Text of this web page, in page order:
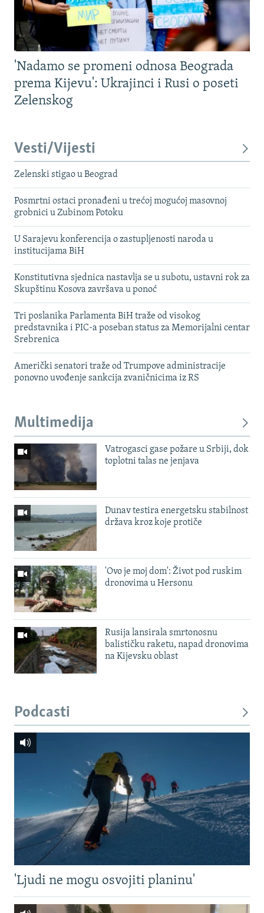
'Nadamo se promeni odnosa Beograda
prema Kijevu': Ukrajinci i Rusi o poseti
Zelenskog
Vesti/Vijesti
Zelenski stigao u Beograd
Posmrtni ostaci pronađeni u trećoj mogućoj masovnoj
grobnici u Zubinom Potoku
U Sarajevu konferencija o zastupljenosti naroda u
institucijama BiH
Konstitutivna sjednica nastavlja se u subotu, ustavni rok za
Skupštinu Kosova završava u ponoć
Tri poslanika Parlamenta BiH traže od visokog
predstavnika i PIC-a poseban status za Memorijalni centar
Srebrenica
Američki senatori traže od Trumpove administracije
ponovno uvođenje sankcija zvaničnicima iz RS
Multimedija
Vatrogasci gase požare u Srbiji, dok
toplotni talas ne jenjava
Dunav testira energetsku stabilnost
država kroz koje protiče
'Ovo je moj dom': Život pod ruskim
dronovima u Hersonu
Rusija lansirala smrtonosnu
balističku raketu, napad dronovima
na Kijevsku oblast
Podcasti
'Ljudi ne mogu osvojiti planinu'